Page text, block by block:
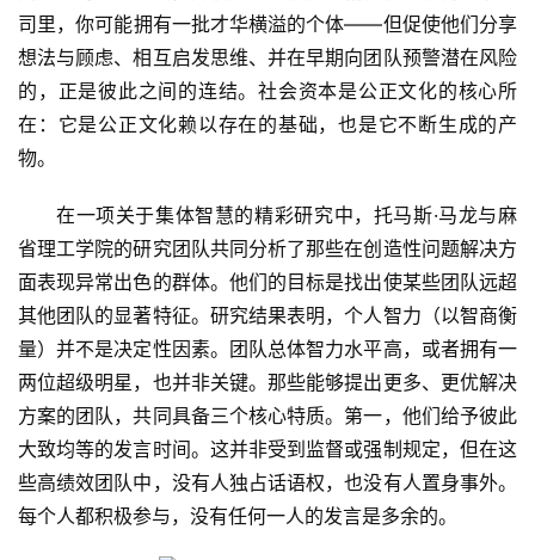
司里，你可能拥有一批才华横溢的个体——但促使他们分享
想法与顾虑、相互启发思维、并在早期向团队预警潜在风险
的，正是彼此之间的连结。社会资本是公正文化的核心所
在：它是公正文化赖以存在的基础，也是它不断生成的产
物。
在一项关于集体智慧的精彩研究中，托马斯·马龙与麻
省理工学院的研究团队共同分析了那些在创造性问题解决方
面表现异常出色的群体。他们的目标是找出使某些团队远超
其他团队的显著特征。研究结果表明，个人智力（以智商衡
量）并不是决定性因素。团队总体智力水平高，或者拥有一
两位超级明星，也并非关键。那些能够提出更多、更优解决
方案的团队，共同具备三个核心特质。第一，他们给予彼此
大致均等的发言时间。这并非受到监督或强制规定，但在这
些高绩效团队中，没有人独占话语权，也没有人置身事外。
每个人都积极参与，没有任何一人的发言是多余的。